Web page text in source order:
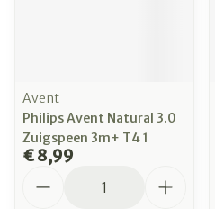
Avent
Philips Avent Natural 3.0
Zuigspeen 3m+ T4 1
€ 8,99